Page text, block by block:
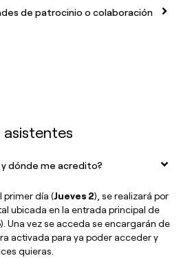
de patrocinio o colaboración
dónde me acredito?
primer día (Jueves 2), se realizará por
ubicada en la entrada principal de
Una vez se acceda se encargarán de
activada para ya poder acceder y
quieras.